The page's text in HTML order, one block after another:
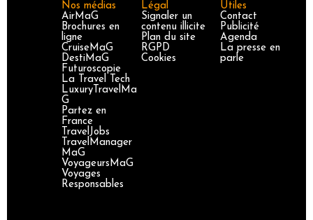
Nos médias
AirMaG
Brochures en
ligne
CruiseMaG
DestiMaG
Futuroscopie
La Travel Tech
LuxuryTravelMa
G
Partez en
France
TravelJobs
TravelManager
MaG
VoyageursMaG
Voyages
Responsables
Légal
Signaler un
contenu illicite
Plan du site
RGPD
Cookies
Utiles
Contact
Publicité
Agenda
La presse en
parle